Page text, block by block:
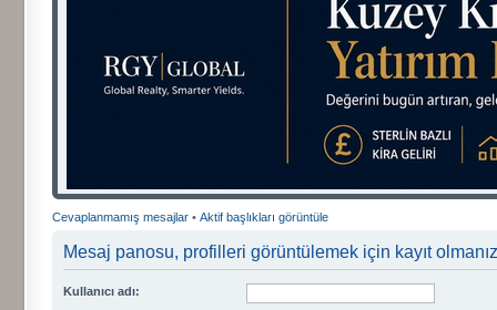
Cevaplanmamış mesajlar • Aktif başlıkları görüntüle
Mesaj panosu, profilleri görüntülemek için kayıt
Kullanıcı adı: